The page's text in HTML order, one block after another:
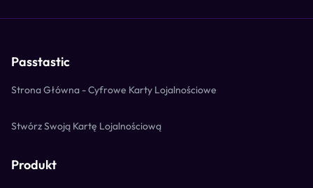
Passtastic
Strona Główna - Cyfrowe Karty Lojalnościowe
Stwórz Swoją Kartę Lojalnościową
Produkt